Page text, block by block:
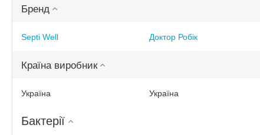
Бренд
Septi Well Доктор Робік
Країна виробник
Україна Україна
Бактерії